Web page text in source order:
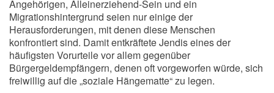
Angehörigen, Alleinerziehend-Sein und ein
Migrationshintergrund seien nur einige der
Herausforderungen, mit denen diese Menschen
konfrontiert sind. Damit entkräftete Jendis eines der
häufigsten Vorurteile vor allem gegenüber
Bürgergeldempfängern, denen oft vorgeworfen würde, sich
freiwillig auf die „soziale Hängematte“ zu legen.